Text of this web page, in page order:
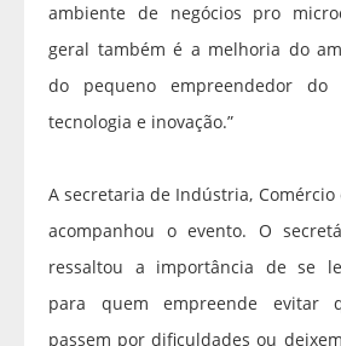
ambiente de negócios pro
geral também é a melhoria do
do pequeno empreendedor do
tecnologia e inovação.”
A secretaria de Indústria, Comércio
acompanhou o evento. O
ressaltou a importância de se
para quem empreende evitar
passem por dificuldades ou